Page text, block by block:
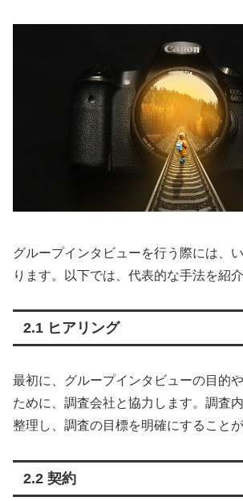
グループインタビューを行う際には、
ります。以下では、代表的な手法を紹介
2.1 ヒアリング
最初に、グループインタビューの目的
ために、調査会社と協力します。調査
整理し、調査の目標を明確にすることが
2.2 契約